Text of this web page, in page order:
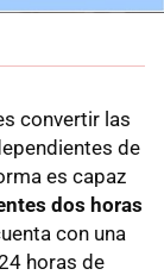
convertir las
de
es capaz
dos horas
con una
horas de